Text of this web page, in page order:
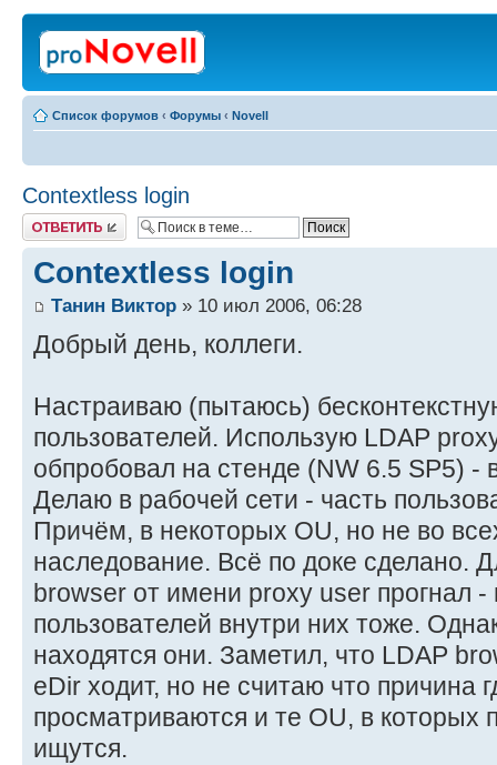
Список форумов ‹ Форумы ‹ Novell
Contextless login
Ответить
Contextless login
Танин Виктор » 10 июл 2006, 06:28
Добрый день, коллеги.
Настраиваю (пытаюсь)
пользователей. Использую LDAP
обпробовал на стенде (NW 6.5 SP5) -
Делаю в рабочей сети - часть
Причём, в некоторых OU, но не во
наследование. Всё по доке сделано.
browser от имени proxy user прогнал -
пользователей внутри них тоже.
находятся они. Заметил, что LDAP
eDir ходит, но не считаю что причина
просматриваются и те OU, в которых
ищутся.